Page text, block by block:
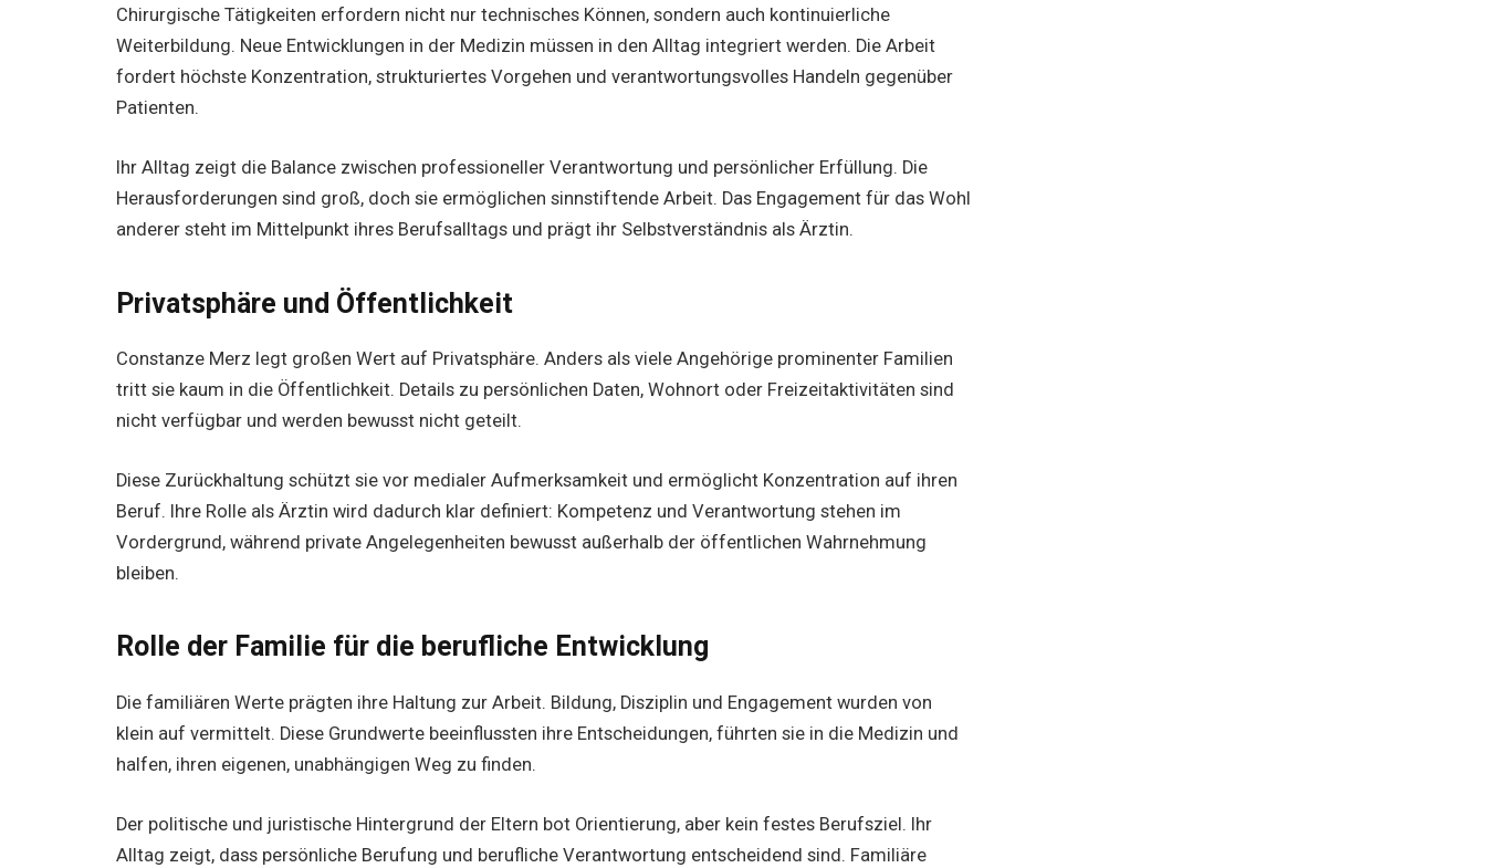
Chirurgische Tätigkeiten erfordern nicht nur technisches Können, sondern auch kontinuierliche
Weiterbildung. Neue Entwicklungen in der Medizin müssen in den Alltag integriert werden. Die Arbeit
fordert höchste Konzentration, strukturiertes Vorgehen und verantwortungsvolles Handeln gegenüber
Patienten.
Ihr Alltag zeigt die Balance zwischen professioneller Verantwortung und persönlicher Erfüllung. Die
Herausforderungen sind groß, doch sie ermöglichen sinnstiftende Arbeit. Das Engagement für das Wohl
anderer steht im Mittelpunkt ihres Berufsalltags und prägt ihr Selbstverständnis als Ärztin.
Privatsphäre und Öffentlichkeit
Constanze Merz legt großen Wert auf Privatsphäre. Anders als viele Angehörige prominenter Familien
tritt sie kaum in die Öffentlichkeit. Details zu persönlichen Daten, Wohnort oder Freizeitaktivitäten sind
nicht verfügbar und werden bewusst nicht geteilt.
Diese Zurückhaltung schützt sie vor medialer Aufmerksamkeit und ermöglicht Konzentration auf ihren
Beruf. Ihre Rolle als Ärztin wird dadurch klar definiert: Kompetenz und Verantwortung stehen im
Vordergrund, während private Angelegenheiten bewusst außerhalb der öffentlichen Wahrnehmung
bleiben.
Rolle der Familie für die berufliche Entwicklung
Die familiären Werte prägten ihre Haltung zur Arbeit. Bildung, Disziplin und Engagement wurden von
klein auf vermittelt. Diese Grundwerte beeinflussten ihre Entscheidungen, führten sie in die Medizin und
halfen, ihren eigenen, unabhängigen Weg zu finden.
Der politische und juristische Hintergrund der Eltern bot Orientierung, aber kein festes Berufsziel. Ihr
Alltag zeigt, dass persönliche Berufung und berufliche Verantwortung entscheidend sind. Familiäre